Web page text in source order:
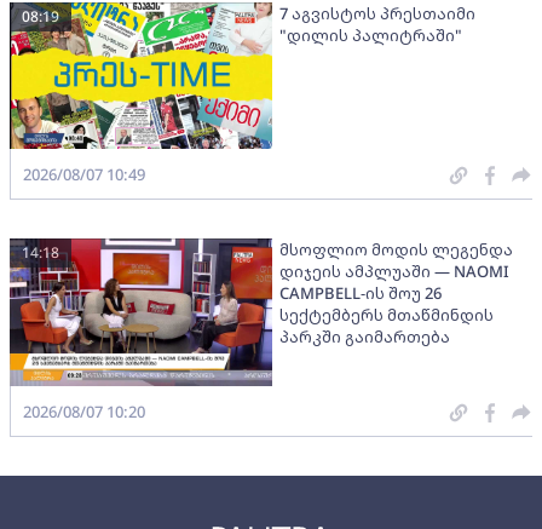
7 აგვისტოს პრესთაიმი
"დილის პალიტრაში"
08:19
2026/08/07 10:49
მსოფლიო მოდის ლეგენდა
დიჯეის ამპლუაში — NAOMI
CAMPBELL-ის შოუ 26
სექტემბერს მთაწმინდის
პარკში გაიმართება
14:18
2026/08/07 10:20